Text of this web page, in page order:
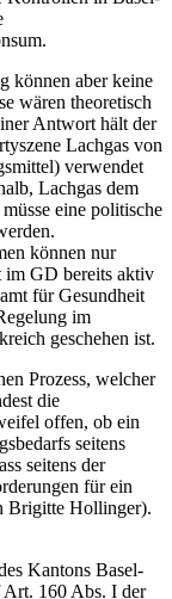
können aber keine
wären theoretisch
Antwort hält der
Lachgas von
verwendet
Lachgas dem
eine politische
können nur
im GD bereits aktiv
für Gesundheit
im
geschehen ist.
Prozess, welcher
die
offen, ob ein
seitens
seitens der
für ein
Brigitte Hollinger).
Kantons Basel-
Art. 160 Abs. I der